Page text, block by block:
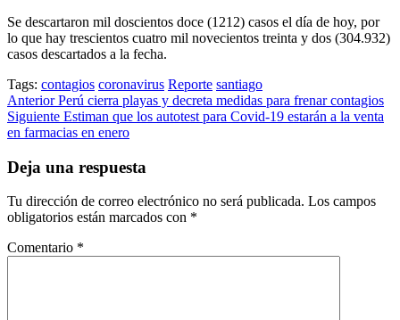
Se descartaron mil doscientos doce (1212) casos el día de hoy, por
lo que hay trescientos cuatro mil novecientos treinta y dos (304.932)
casos descartados a la fecha.
Tags: contagios coronavirus Reporte santiago
Post
navigation
AnteriorPerú cierra playas y decreta medidas para frenar contagios
Siguiente Estiman que los autotest para Covid-19 estarán a la venta
en farmacias en enero
Deja una respuesta
Tu dirección de correo electrónico no será publicada. Los campos
obligatorios están marcados con *
Comentario *